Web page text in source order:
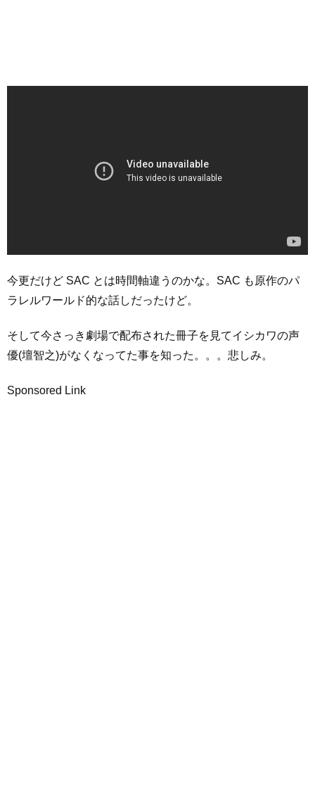
今更だけど SAC とは時間軸違うのかな。SAC も原作のパ
ラレルワールド的な話しだったけど。
そして今さっき劇場で配布された冊子を見てイシカワの声
優(壇智之)がなくなってた事を知った。。。悲しみ。
Sponsored Link